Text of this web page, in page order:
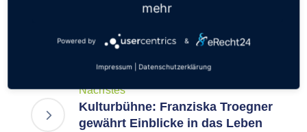
Gehwegausbau an der
Lindenschule
Nächstes
Kulturbühne: Franziska Troegner
gewährt Einblicke in das Leben
mehr
Powered by &
Impressum Datenschutzerklärung